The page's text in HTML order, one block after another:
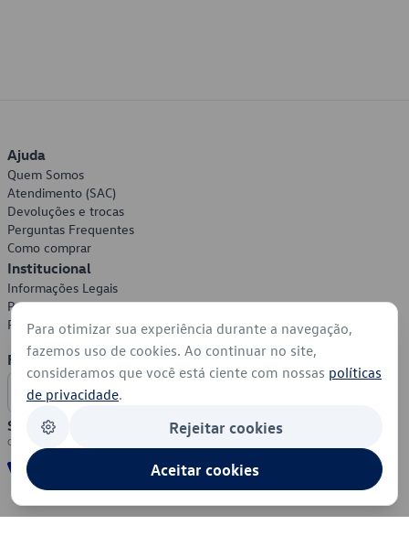
Ajuda
Quem Somos
Atendimento (SAC)
Devoluções e trocas
Perguntas Frequentes
Como comprar
Institucional
Informações Legais
Política de Privacidade
Política de Cookies
Formas de Pagamento
Segurança
Para otimizar sua experiência durante a navegação,
fazemos uso de cookies. Ao continuar no site,
consideramos que você está ciente com nossas políticas
de privacidade.
Rejeitar cookies
Aceitar cookies